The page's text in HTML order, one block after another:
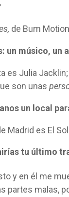
de Bum
un músico, un
es Julia
son unas
un local
Madrid es El Sol
tu último
y en él me
partes malas,